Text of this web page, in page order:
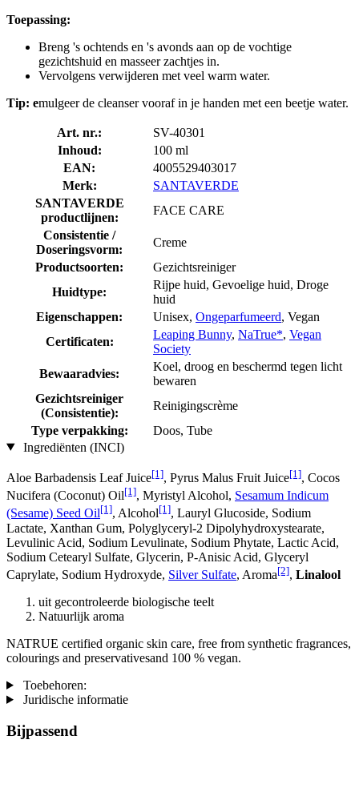
Toepassing:
Breng 's ochtends en 's avonds aan op de vochtige
gezichtshuid en masseer zachtjes in.
Vervolgens verwijderen met veel warm water.
Tip: emulgeer de cleanser vooraf in je handen met een beetje water.
Art. nr.:
SV-40301
Inhoud:
100 ml
EAN:
4005529403017
Merk:
SANTAVERDE
SANTAVERDE
productlijnen:
FACE CARE
Consistentie /
Doseringsvorm:
Creme
Productsoorten:
Gezichtsreiniger
Huidtype:
Rijpe huid, Gevoelige huid, Droge
huid
Eigenschappen:
Unisex, Ongeparfumeerd, Vegan
Certificaten:
Leaping Bunny, NaTrue*, Vegan
Society
Bewaaradvies:
Koel, droog en beschermd tegen licht
bewaren
Gezichtsreiniger
(Consistentie):
Reinigingscrème
Type verpakking:
Doos, Tube
Ingrediënten (INCI)
Aloe Barbadensis Leaf Juice[1], Pyrus Malus Fruit Juice[1], Cocos
Nucifera (Coconut) Oil[1], Myristyl Alcohol, Sesamum Indicum
(Sesame) Seed Oil[1], Alcohol[1], Lauryl Glucoside, Sodium
Lactate, Xanthan Gum, Polyglyceryl-2 Dipolyhydroxystearate,
Levulinic Acid, Sodium Levulinate, Sodium Phytate, Lactic Acid,
Sodium Cetearyl Sulfate, Glycerin, P-Anisic Acid, Glyceryl
Caprylate, Sodium Hydroxyde, Silver Sulfate, Aroma[2], Linalool
uit gecontroleerde biologische teelt
Natuurlijk aroma
NATRUE certified organic skin care, free from synthetic fragrances,
colourings and preservativesand 100 % vegan.
Toebehoren:
Juridische informatie
Bijpassend